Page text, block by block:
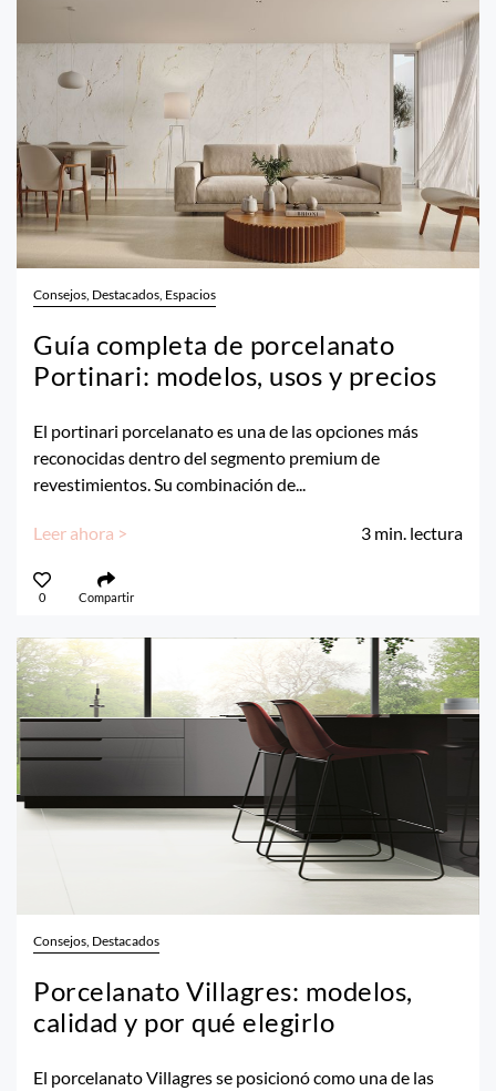
Consejos, Destacados, Espacios
Guía completa de porcelanato
Portinari: modelos, usos y precios
El portinari porcelanato es una de las opciones más
reconocidas dentro del segmento premium de
revestimientos. Su combinación de...
Leer ahora > 3 min. lectura
0 Compartir
Consejos, Destacados
Porcelanato Villagres: modelos,
calidad y por qué elegirlo
El porcelanato Villagres se posicionó como una de las